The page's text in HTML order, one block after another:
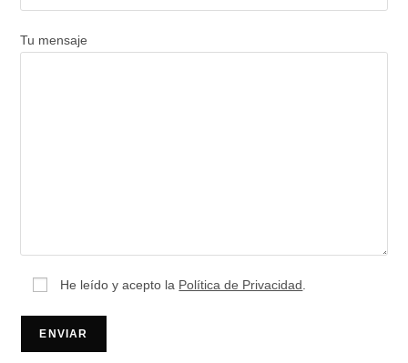
Tu mensaje
He leído y acepto la Política de Privacidad